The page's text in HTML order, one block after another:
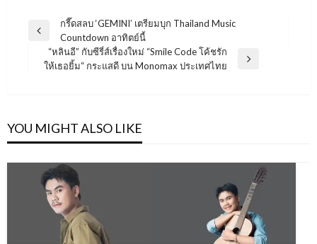
แนะแนว
เรื่อง
Previous
กรี๊ดสลบ ‘GEMINI’ เตรียมบุก Thailand Music
Countdown อาทิตย์นี้
Next
“หลินอี” กับซีรี่ส์เรื่องใหม่ “Smile Code โค้ชรัก
ให้เธอยิ้ม“ กระแสดี บน Monomax ประเทศไทย
YOU MIGHT ALSO LIKE